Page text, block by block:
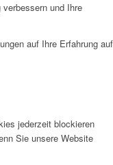
und Ihre
auf Ihre Erfahrung auf
jederzeit blockieren
Sie unsere Website